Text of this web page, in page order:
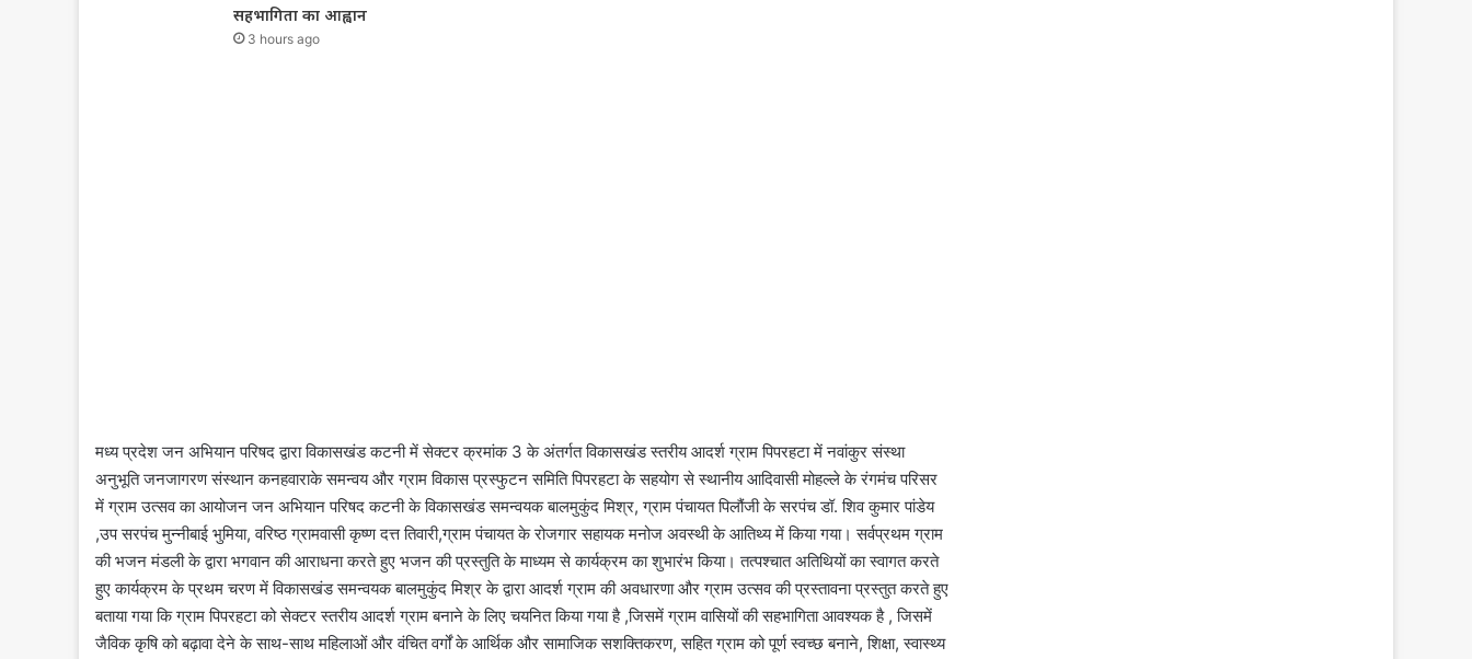
सहभागिता का आह्वान
3 hours ago
मध्य प्रदेश जन अभियान परिषद द्वारा विकासखंड कटनी में सेक्टर क्रमांक 3 के अंतर्गत विकासखंड स्तरीय आदर्श ग्राम पिपरहटा में नवांकुर संस्था
अनुभूति जनजागरण संस्थान कनहवाराके समन्वय और ग्राम विकास प्रस्फुटन समिति पिपरहटा के सहयोग से स्थानीय आदिवासी मोहल्ले के रंगमंच परिसर
में ग्राम उत्सव का आयोजन जन अभियान परिषद कटनी के विकासखंड समन्वयक बालमुकुंद मिश्र, ग्राम पंचायत पिलौंजी के सरपंच डॉ. शिव कुमार पांडेय
,उप सरपंच मुन्नीबाई भुमिया, वरिष्ठ ग्रामवासी कृष्ण दत्त तिवारी,ग्राम पंचायत के रोजगार सहायक मनोज अवस्थी के आतिथ्य में किया गया। सर्वप्रथम ग्राम
की भजन मंडली के द्वारा भगवान की आराधना करते हुए भजन की प्रस्तुति के माध्यम से कार्यक्रम का शुभारंभ किया। तत्पश्चात अतिथियों का स्वागत करते
हुए कार्यक्रम के प्रथम चरण में विकासखंड समन्वयक बालमुकुंद मिश्र के द्वारा आदर्श ग्राम की अवधारणा और ग्राम उत्सव की प्रस्तावना प्रस्तुत करते हुए
बताया गया कि ग्राम पिपरहटा को सेक्टर स्तरीय आदर्श ग्राम बनाने के लिए चयनित किया गया है ,जिसमें ग्राम वासियों की सहभागिता आवश्यक है , जिसमें
जैविक कृषि को बढ़ावा देने के साथ-साथ महिलाओं और वंचित वर्गों के आर्थिक और सामाजिक सशक्तिकरण, सहित ग्राम को पूर्ण स्वच्छ बनाने, शिक्षा, स्वास्थ्य